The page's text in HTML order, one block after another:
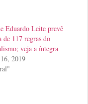
Eduardo Leite prevê
de 117 regras do
veja a íntegra
2019